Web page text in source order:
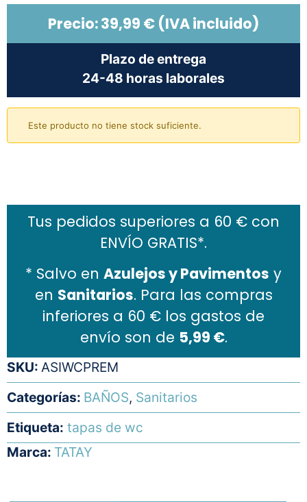
Precio:39,99 € (IVA incluido)
Plazo de entrega
24-48 horas laborales
Este producto no tiene stock suficiente.
Tus pedidos superiores a 60 € con
ENVÍO GRATIS*.
* Salvo en Azulejos y Pavimentos y
en Sanitarios. Para las compras
inferiores a 60 € los gastos de
envío son de 5,99 €.
SKU: ASIWCPREM
Categorías: BAÑOS, Sanitarios
Etiqueta: tapas de wc
Marca: TATAY